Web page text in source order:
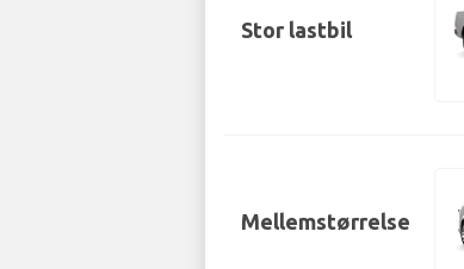
Stor lastbil
Mellemstørrelse